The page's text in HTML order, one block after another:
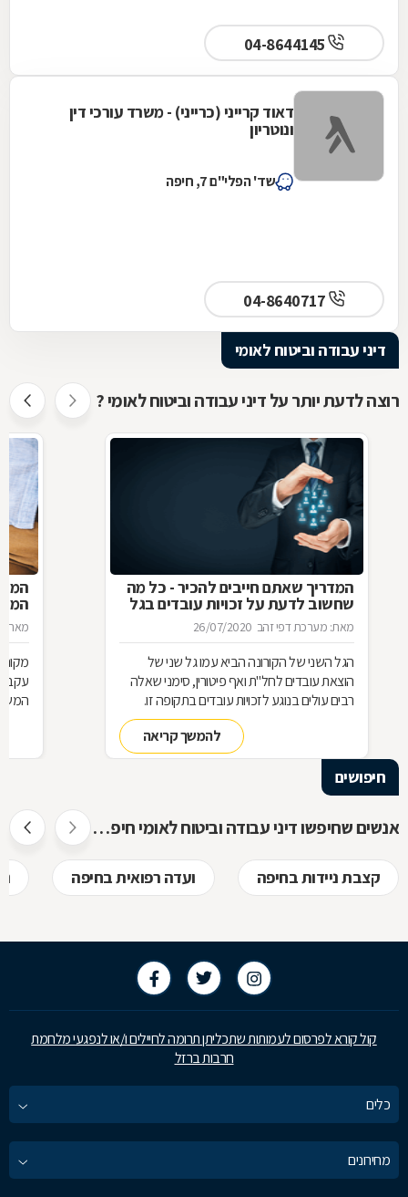
04-8644145
דאוד קרייני (כרייני) - משרד עורכי דין
ונוטריון
שד' הפלי"ם 7, חיפה
דיני עבודה וביטוח לאומי
רוצה לדעת יותר על דיני עבודה וביטוח לאומי ?
המדריך שאתם חייבים להכיר - כל מה
שחשוב לדעת על זכויות עובדים בגל
הקורונה השני
מאת: מערכת דפי זהב 26/07/2020
הגל השני של הקורונה הביא עמו גל שני של
הוצאת עובדים לחל"ת ואף פיטורין, סימני שאלה
רבים עולים בנוגע לזכויות עובדים בתקופה זו.
ריכזנו עבורכם מספר שאלות ותשובות חשובות
להמשך קריאה
מאת:
עקב
חיפושים
אנשים שחיפשו דיני עבודה וביטוח לאומי חיפשו גם
קצבת ניידות בחיפה ועדה רפואית בחיפה
קול קורא לפרסום לעמותות שתכליתן תרומה לחיילים ו/או לנפגעי מלחמת
חרבות ברזל
כלים
מחירונים